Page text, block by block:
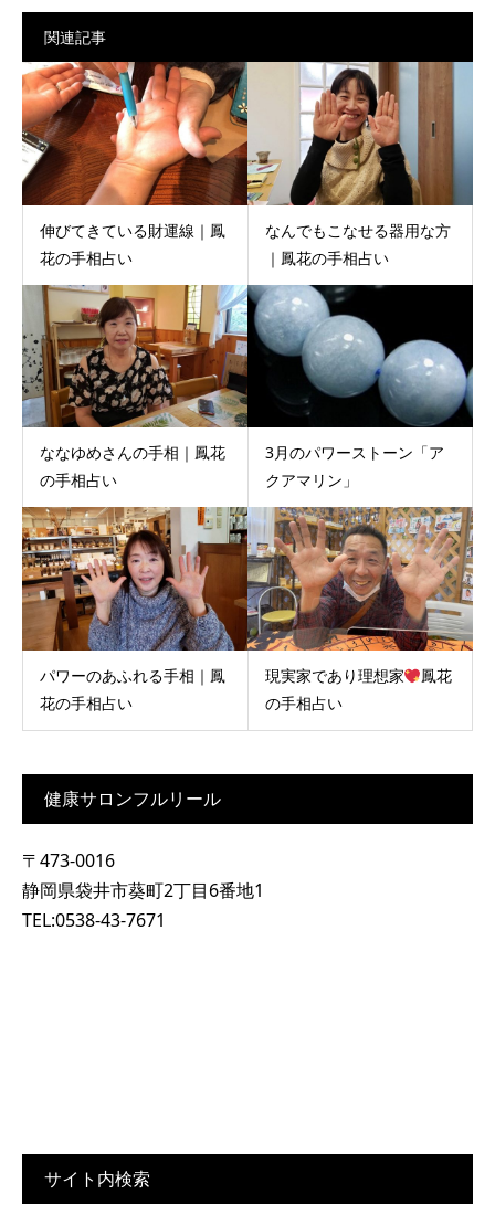
関連記事
伸びてきている財運線｜鳳
花の手相占い
なんでもこなせる器用な方
｜鳳花の手相占い
ななゆめさんの手相｜鳳花
の手相占い
3月のパワーストーン「ア
クアマリン」
パワーのあふれる手相｜鳳
花の手相占い
現実家であり理想家
鳳花
の手相占い
健康サロンフルリール
〒473-0016
静岡県袋井市葵町2丁目6番地1
TEL:0538-43-7671
サイト内検索